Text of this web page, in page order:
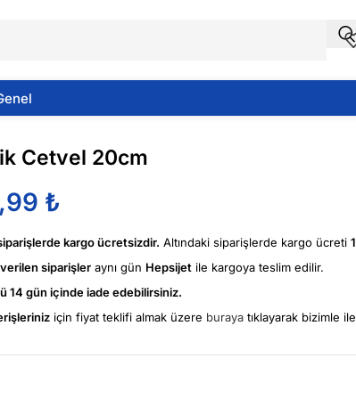
Cetvel 20cm
₺
kargo ücretsizdir. Altındaki siparişlerde kargo ücreti
siparişler aynı gün Hepsijet ile kargoya teslim edilir.
14 gün içinde iade edebilirsiniz.
için fiyat teklifi almak üzere buraya tıklayarak bizimle